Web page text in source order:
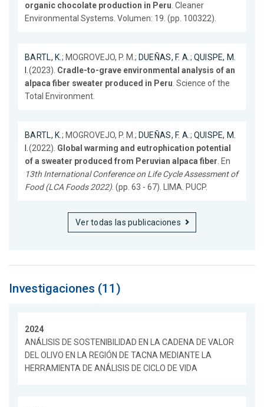
organic chocolate production in Peru . Cleaner
Environmental Systems. Volumen: 19. (pp. 100322).
BARTL, K. ; MOGROVEJO, P. M.; DUEÑAS, F. A. ; QUISPE, M.
(2023). Cradle-to-grave environmental analysis of an
alpaca fiber sweater produced in Peru . Science of the
Total Environment.
BARTL, K. ; MOGROVEJO, P. M.; DUEÑAS, F. A. ; QUISPE, M.
(2022). Global warming and eutrophication potential
of a sweater produced from Peruvian alpaca fiber . En
13th International Conference on Life Cycle Assessment of
Food (LCA Foods 2022). (pp. 63 - 67). LIMA. PUCP.
Ver todas las publicaciones
Investigaciones (11)
2024
ANÁLISIS DE SOSTENIBILIDAD EN LA CADENA DE VALOR
DEL OLIVO EN LA REGIÓN DE TACNA MEDIANTE LA
HERRAMIENTA DE ANÁLISIS DE CICLO DE VIDA